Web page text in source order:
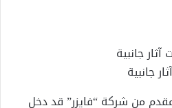
جانبية
من شركة “فايزر” قد دخل